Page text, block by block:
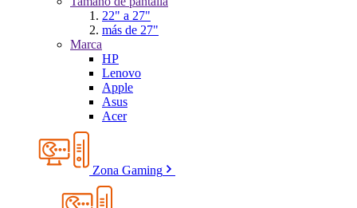
22" a 27"
más de 27"
Marca
HP
Lenovo
Apple
Asus
Acer
Zona Gaming